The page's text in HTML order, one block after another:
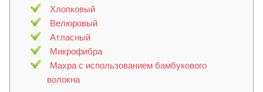
Хлопковый
Велюровый
Атласный
Микрофибра
Махра с использованием бамбукового
волокна